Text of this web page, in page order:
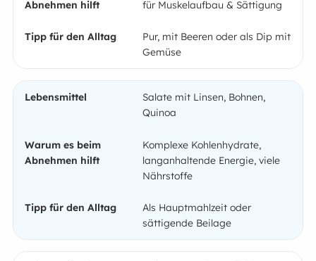
für Muskelaufbau & Sättigung
Pur, mit Beeren oder als Dip mit
Gemüse
Salate mit Linsen, Bohnen,
Quinoa
Komplexe Kohlenhydrate,
langanhaltende Energie, viele
Nährstoffe
Als Hauptmahlzeit oder
sättigende Beilage